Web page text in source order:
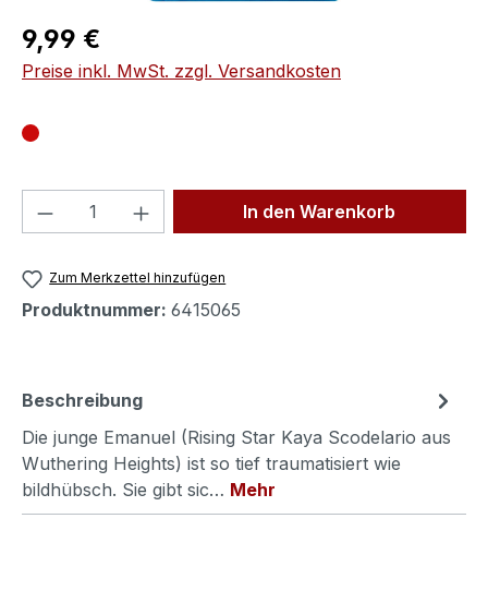
Regulärer Preis:
9,99 €
Preise inkl. MwSt. zzgl. Versandkosten
Produkt Anzahl: Gib denIn den Warenkorb
Zum Merkzettel hinzufügen
Produktnummer: 6415065
Beschreibung
Die junge Emanuel (Rising Star Kaya Scodelario aus
Wuthering Heights) ist so tief traumatisiert wie
bildhübsch. Sie gibt sic… Mehr